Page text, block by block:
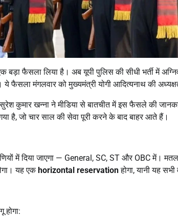
बड़ा फैसला लिया है। अब यूपी पुलिस की सीधी भर्ती में
फैसला मंगलवार को मुख्यमंत्री योगी आदित्यनाथ की
कुमार खन्ना ने मीडिया से बातचीत में इस फैसले की
है, जो चार साल की सेवा पूरी करने के बाद बाहर आते हैं।
में दिया जाएगा — General, SC, ST और OBC में।
यह एकhorizontal reservationहोगा, यानी यह सभी